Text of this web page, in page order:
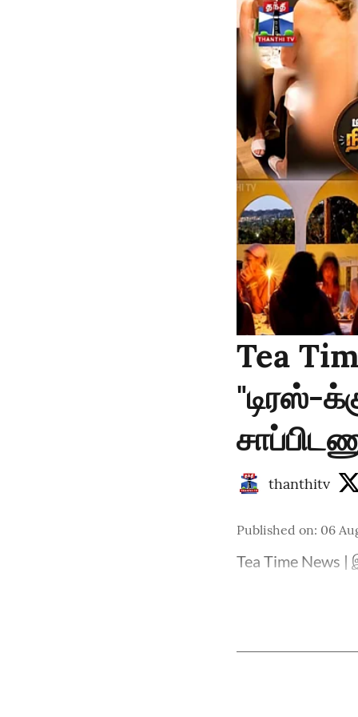
Tea
"டிரஸ்-
thanthitv
Published on: 06
Tea Time News